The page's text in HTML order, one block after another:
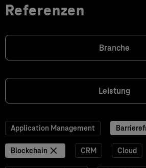
Referenzen
Branche
Leistung
Application Management
Blockchain CRM Cloud